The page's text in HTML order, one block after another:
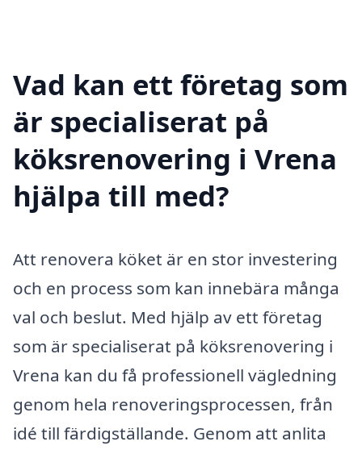
Vad kan ett företag som
är specialiserat på
köksrenovering i Vrena
hjälpa till med?
Att renovera köket är en stor investering
och en process som kan innebära många
val och beslut. Med hjälp av ett företag
som är specialiserat på köksrenovering i
Vrena kan du få professionell vägledning
genom hela renoveringsprocessen, från
idé till färdigställande. Genom att anlita